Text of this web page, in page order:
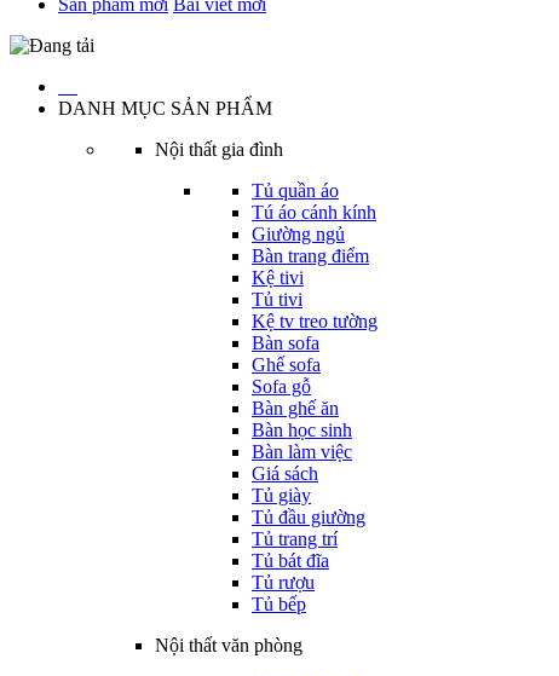
Sản phẩm mới Bài viết mới
DANH MỤC SẢN PHẨM
Nội thất gia đình
Tủ quần áo
Tú áo cánh kính
Giường ngủ
Bàn trang điểm
Kệ tivi
Tủ tivi
Kệ tv treo tường
Bàn sofa
Ghế sofa
Sofa gỗ
Bàn ghế ăn
Bàn học sinh
Bàn làm việc
Giá sách
Tủ giày
Tủ đầu giường
Tủ trang trí
Tủ bát đĩa
Tủ rượu
Tủ bếp
Nội thất văn phòng